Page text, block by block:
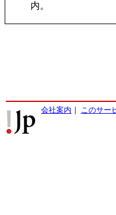
内。
会社案内 ｜ このサー